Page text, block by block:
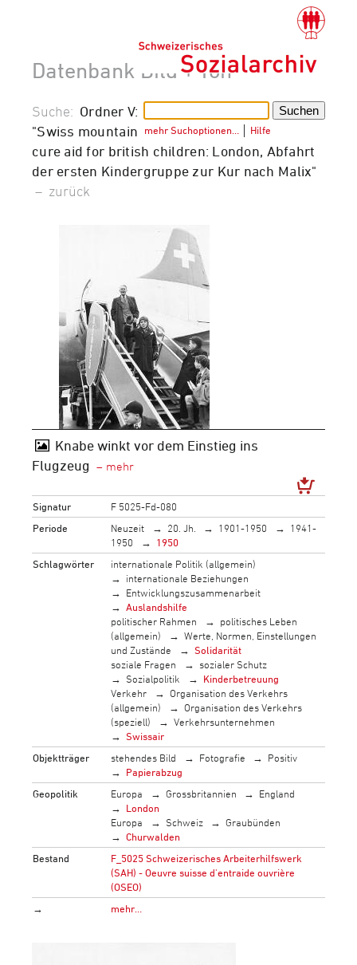
Datenbank Bild + Ton
mehr Suchoptionen… Hilfe
Suche: Ordner V:
"Swiss mountain
cure aid for british children: London, Abfahrt
der ersten Kindergruppe zur Kur nach Malix"
– zurück
Knabe winkt vor dem Einstieg ins
Flugzeug
Signatur
F 5025-Fd-080
Periode
Neuzeit 20. Jh. 1901-1950
1941-
1950
1950
Schlagwörter
internationale Politik (allgemein)
internationale Beziehungen
Entwicklungszusammenarbeit
Auslandshilfe
politischer Rahmen
politisches Leben
(allgemein)
Werte, Normen, Einstellungen
und Zustände
Solidarität
soziale Fragen
sozialer Schutz
Sozialpolitik
Kinderbetreuung
Verkehr
Organisation des Verkehrs
(allgemein)
Organisation des Verkehrs
(speziell)
Verkehrsunternehmen
Swissair
Objektträger
stehendes Bild Fotografie
Positiv
Papierabzug
Geopolitik
Europa Grossbritannien
England
London
Europa
Schweiz
Graubünden
Churwalden
Bestand
F_5025 Schweizerisches Arbeiterhilfswerk
(SAH) - Oeuvre suisse d'entraide ouvrière
(OSEO)
→
mehr…